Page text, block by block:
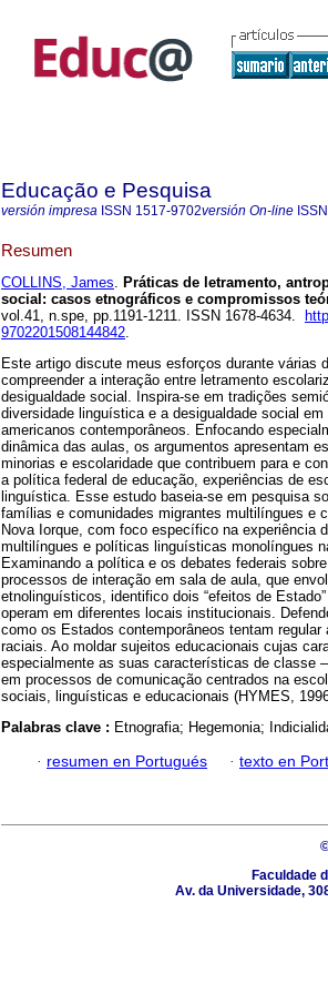
Educação e Pesquisa
versión impresa ISSN 1517-9702versión On-line ISSN
Resumen
COLLINS, James. Práticas de letramento,
social: casos etnográficos e compromissos
vol.41, n.spe, pp.1191-1211. ISSN 1678-4634.
9702201508144842.
Este artigo discute meus esforços durante várias
compreender a interação entre letramento
desigualdade social. Inspira-se em tradições
diversidade linguística e a desigualdade social
americanos contemporâneos. Enfocando
dinâmica das aulas, os argumentos apresentam
minorias e escolaridade que contribuem para e
a política federal de educação, experiências de
linguística. Esse estudo baseia-se em pesquisa
famílias e comunidades migrantes multilíngues e
Nova Iorque, com foco específico na experiência
multilíngues e políticas linguísticas monolíngues
Examinando a política e os debates federais
processos de interação em sala de aula, que
etnolinguísticos, identifico dois “efeitos de
operam em diferentes locais institucionais.
como os Estados contemporâneos tentam
raciais. Ao moldar sujeitos educacionais cujas
especialmente as suas características de classe
em processos de comunicação centrados na
sociais, linguísticas e educacionais (HYMES,
Palabras clave : Etnografia; Hegemonia;
· resumen en Portugués · texto en
Faculdade
Av. da Universidade,